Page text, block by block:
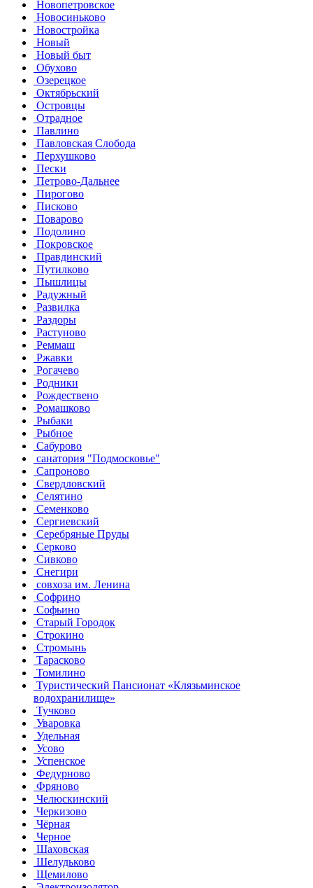
Новопетровское
Новосиньково
Новостройка
Новый
Новый быт
Обухово
Озерецкое
Октябрьский
Островцы
Отрадное
Павлино
Павловская Слобода
Перхушково
Пески
Петрово-Дальнее
Пирогово
Писково
Поварово
Подолино
Покровское
Правдинский
Путилково
Пышлицы
Радужный
Развилка
Раздоры
Растуново
Реммаш
Ржавки
Рогачево
Родники
Рождествено
Ромашково
Рыбаки
Рыбное
Сабурово
санатория "Подмосковье"
Сапроново
Свердловский
Селятино
Семенково
Сергиевский
Серебряные Пруды
Серково
Сивково
Снегири
совхоза им. Ленина
Софрино
Софьино
Старый Городок
Строкино
Стромынь
Тарасково
Томилино
Туристический Пансионат «Клязьминское
водохранилище»
Тучково
Уваровка
Удельная
Усово
Успенское
Федурново
Фряново
Челюскинский
Черкизово
Чёрная
Черное
Шаховская
Шелудьково
Щемилово